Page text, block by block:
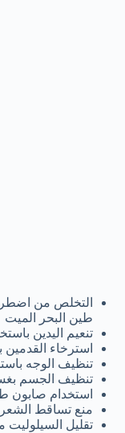
التخلص من
طين البحر الميت
تنعيم اليدين
استرخاء
تنظيف الوجه
تنظيف الجسم
استخدام صابون
منع تساقط
تقليل السيلوليت